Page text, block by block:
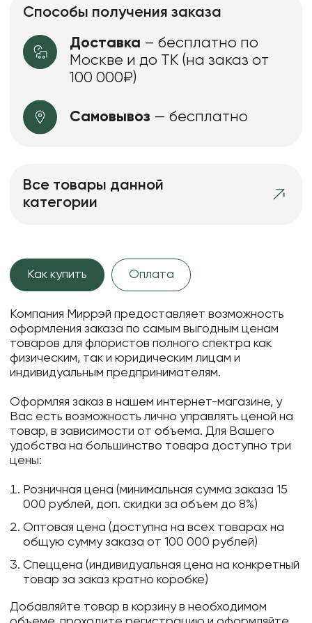
Способы получения заказа
Доставка – бесплатно по
Москве и до ТК (на заказ от
100 000₽)
Самовывоз — бесплатно
Все товары данной
категории
Как купить Оплата
Компания Миррэй предоставляет возможность
оформления заказа по самым выгодным ценам
товаров для флористов полного спектра как
физическим, так и юридическим лицам и
индивидуальным предпринимателям.
Оформляя заказ в нашем интернет-магазине, у
Вас есть возможность лично управлять ценой на
товар, в зависимости от объема. Для Вашего
удобства на большинство товара доступно три
цены:
Розничная цена (минимальная сумма заказа 15
000 рублей, доп. скидки за объем до 8%)
Оптовая цена (доступна на всех товарах на
общую сумму заказа от 100 000 рублей)
Спеццена (индивидуальная цена на конкретный
товар за заказ кратно коробке)
Добавляйте товар в корзину в необходимом